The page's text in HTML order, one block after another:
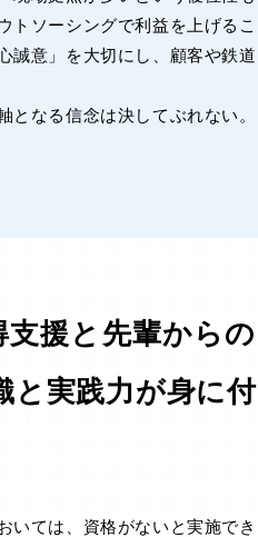
トソーシングで利益を上げるこ
誠意」を大切にし、顧客や鉄道
なる信念は決してぶれない。
援と先輩からの
と実践力が身に付
ては、資格がないと実施でき